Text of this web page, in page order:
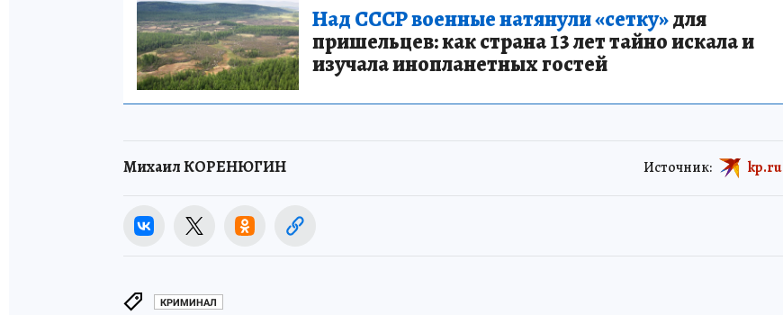
Над СССР военные натянули «сетку»для
пришельцев: как страна 13 лет тайно искала и
изучала инопланетных гостей
Михаил КОРЕНЮГИН Источник: kp.ru
КРИМИНАЛ